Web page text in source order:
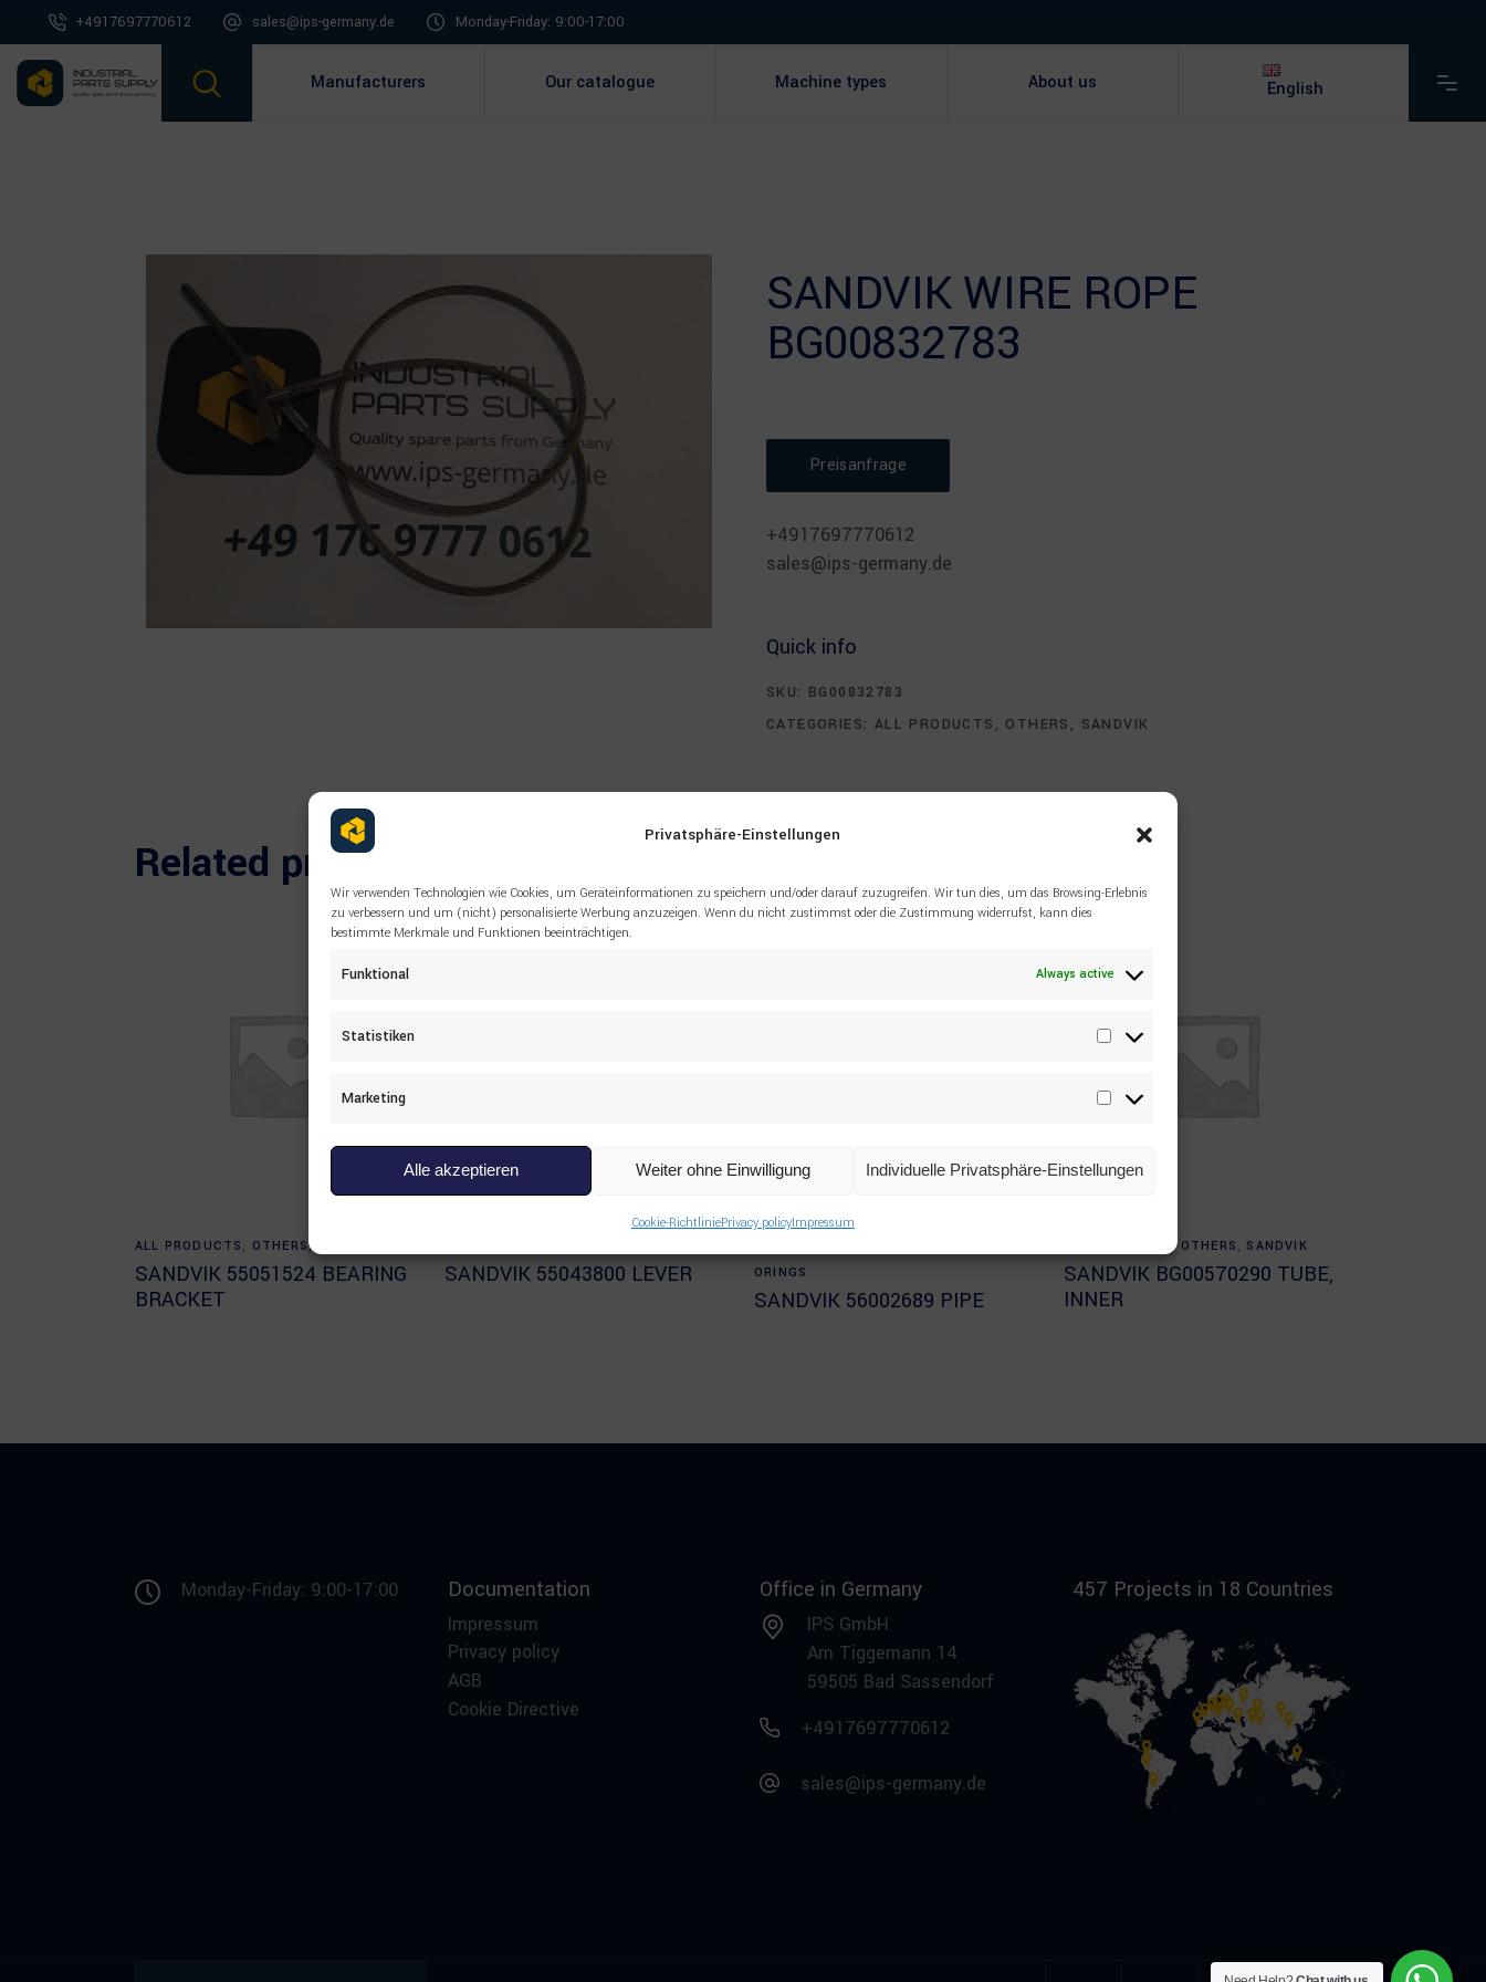
Privatsphäre-Einstellungen
Wir verwenden Technologien wie Cookies, um Geräteinformationen zu speichern und/oder darauf zuzugreifen. Wir tun dies, um das Browsing-Erlebnis
zu verbessern und um (nicht) personalisierte Werbung anzuzeigen. Wenn du nicht zustimmst oder die Zustimmung widerrufst, kann dies
bestimmte Merkmale und Funktionen beeinträchtigen.
Funktional Always active
Statistiken Statistiken
Marketing Marketing
Alle akzeptieren Weiter ohne Einwilligung Individuelle Privatsphäre-Einstellungen
Cookie-RichtliniePrivacy policyImpressum
+4917697770612 sales@ips-germany.de Monday-Friday: 9:00-17:00
Manufacturers Our catalogue Machine types About us English
SANDVIK WIRE ROPE
BG00832783
Preisanfrage
+4917697770612
sales@ips-germany.de
Quick info
SKU: BG00832783
CATEGORIES: ALL PRODUCTS , OTHERS , SANDVIK
Related products
Read more
ALL PRODUCTS , OTHERS,
SANDVIK 55051524 BEARING
BRACKET
SANDVIK 55043800 LEVER
ORINGS
SANDVIK 56002689 PIPE
Read more
, OTHERS , SANDVIK
SANDVIK BG00570290 TUBE,
INNER
Monday-Friday: 9:00-17:00 Documentation
Impressum
Privacy policy
AGB
Cookie Directive
Office in Germany
IPS GmbH
Am Tiggemann 14
59505 Bad Sassendorf
+4917697770612
sales@ips-germany.de
457 Projects in 18 Countries